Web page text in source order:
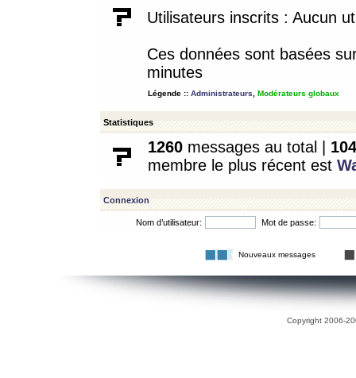
Utilisateurs inscrits : Aucun
Ces données sont basées
minutes
Légende :: Administrateurs Modérateurs globaux
Statistiques
1260 messages au total | 104
membre le plus récent est
Connexion
Nom d’utilisateur: Mot de passe:
Nouveaux messages
Copyright 2006-